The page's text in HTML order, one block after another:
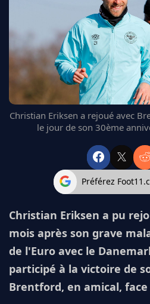
REAL MADRID
FC BARCELONE
MANCHESTER UNITED
CHELSEA
BAYERN
L'AVIS DE LA RÉDAC'
Christian Eriksen a rejoué avec
le jour de son 30ème
Préférez
Christian Eriksen a pu
mois après son grave
de l'Euro avec le
participé à la victoire de
Brentford, en amical,